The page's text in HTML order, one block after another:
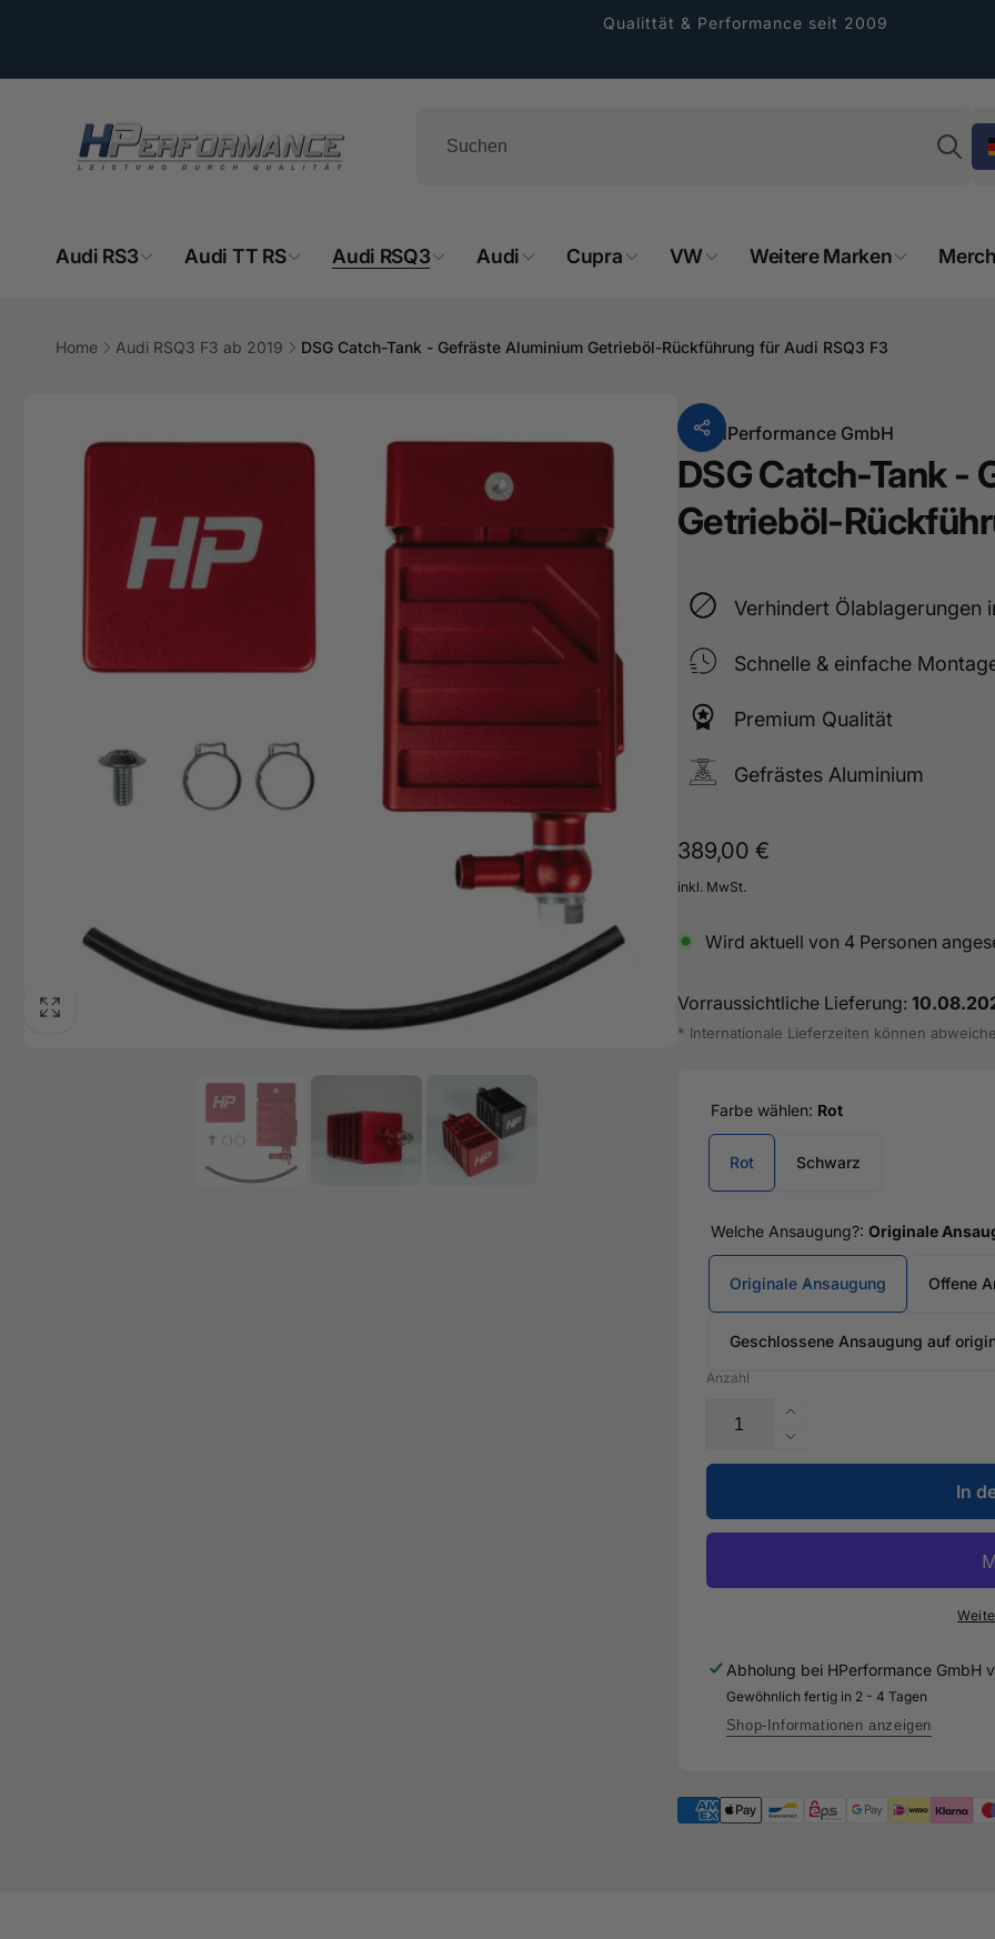
Qualittät & Performance seit 2009
Audi RS3 Audi TT RS Audi RSQ3 Audi Cupra VW Weitere Marken
Home Audi RSQ3 F3 ab 2019 DSG Catch-Tank - Gefräste Aluminium Getrieböl-Rückführung für Audi RSQ3 F3
VonHPerformance GmbH
DSG Catch-Tank -
Getrieböl-
Verhindert Ölablagerungen
Schnelle & einfache
Premium Qualität
Gefrästes Aluminium
Normaler
Preis
389,00 €
inkl. MwSt.
Wird aktuell von 4Personen
Vorraussichtliche Lieferung:
* Internationale Lieferzeiten können
Farbe wählen: Rot
Rot Schwarz
Welche Ansaugung?: Originale
Originale Ansaugung Offene
Geschlossene Ansaugung auf
Anzahl
Erhöhe
die
Menge
DSG
Catch-
-
Rückführung
für
Audi
Verringere
die
für
DSG
Tank
Getrieböl-
Rückführung
für
F3
In
Abholung bei HPerformance GmbH
Gewöhnlich fertig in 2 - 4 Tagen
Shop-Informationen anzeigen
HPerformance GmbH
Abholung verfügbar, gewöhnlich fertig in 2
Hemsbacher Straße 8
Deutschland